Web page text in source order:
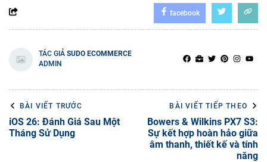
facebook
TÁC GIẢ SUDO ECOMMERCE
ADMIN
BÀI VIẾT TRƯỚC
iOS 26: Đánh Giá Sau Một
Tháng Sử Dụng
BÀI VIẾT TIẾP THEO
Bowers & Wilkins PX7 S3:
Sự kết hợp hoàn hảo giữa
âm thanh, thiết kế và tính
năng